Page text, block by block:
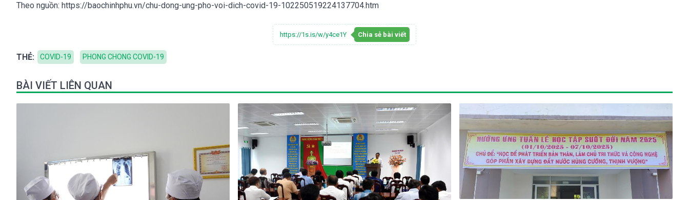
Theo nguồn: https://baochinhphu.vn/chu-dong-ung-pho-voi-dich-covid-19-102250519224137704.htm
https://1s.is/w/y4ce1Y Chia sẻ bài viết
THẺ: COVID-19 PHONG CHONG COVID-19
BÀI VIẾT LIÊN QUAN